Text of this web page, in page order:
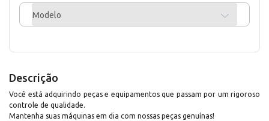
Modelo
Descrição
Você está adquirindo peças e equipamentos que passam por um rigoroso
controle de qualidade.
Mantenha suas máquinas em dia com nossas peças genuínas!